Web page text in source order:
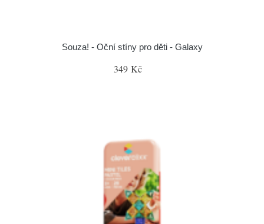
Souza! - Oční stíny pro děti - Galaxy
349 Kč